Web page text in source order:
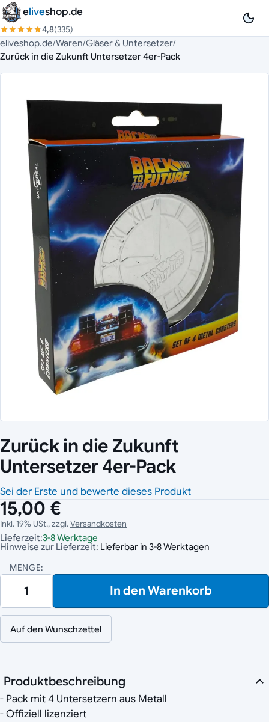
Zum Inhalt springen
eliveshop.de
4,8(335)
eliveshop.de/Waren/Gläser & Untersetzer/
Zurück in die Zukunft Untersetzer 4er-Pack
Zurück in die Zukunft
Untersetzer 4er-Pack
Sei der Erste und bewerte dieses Produkt
15,00 €
Inkl. 19% USt., zzgl.Versandkosten
Lieferzeit:3-8 Werktage
Hinweise zur Lieferzeit: Lieferbar in 3-8 Werktagen
MENGE:
In den Warenkorb
Auf den Wunschzettel
Produktbeschreibung
- Pack mit 4 Untersetzern aus Metall
- Offiziell lizenziert